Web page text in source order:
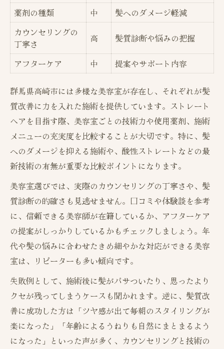
自然な仕上がりへ導く施術の選び方
ダメージレスを叶える最新ストレート事情
信頼できる美容室で安心カウンセリング体験
美容室のカウンセリング内容を徹底比較
安心して相談できる美容室の特徴とは
自分に合ったカウンセリングの受け方ガイ
ド
髪質や頭皮の悩みを伝えるコツ
カウンセリングで得られる髪質改善のヒン
ト
年齢髪の悩みに寄り添うストレート技術解説
年齢別に見る髪質とストレート施術の関係
50代女性の髪悩みに応える技術とは
ストレート施術で変わる年齢髪の印象
悩み別ストレート施術の選び方
髪質改善とストレートの相性を徹底解説
髪の健康を守るダメージレス施術の魅力
ダメージレスな美容室施術比較表
髪の健康を守るための施術選び
トリートメントとストレートの効果的な組
み合わせ
薬剤の種類
中
髪へのダメージ軽減
カウンセリングの
丁寧さ
高 髪質診断や悩みの把握
アフターケア 中 提案やサポート内容
群馬県高崎市には多様な美容室が存在し、それぞれが髪
質改善に力を入れた施術を提供しています。ストレート
ヘアを目指す際、美容室ごとの技術力や使用薬剤、施術
メニューの充実度を比較することが大切です。特に、髪
へのダメージを抑える施術や、酸性ストレートなどの最
新技術の有無が重要な比較ポイントになります。
美容室選びでは、実際のカウンセリングの丁寧さや、髪
質診断の的確さも見逃せません。口コミや体験談を参考
に、信頼できる美容師が在籍しているか、アフターケア
の提案がしっかりしているかもチェックしましょう。年
代や髪の悩みに合わせたきめ細やかな対応ができる美容
室は、リピーターも多い傾向です。
失敗例として、施術後に髪がパサついたり、思ったより
クセが残ってしまうケースも聞かれます。逆に、髪質改
善に成功した方は「ツヤ感が出て毎朝のスタイリングが
楽になった」「年齢によるうねりも自然にまとまるよう
になった」といった声が多く、カウンセリングと技術の